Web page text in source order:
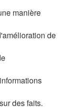
manière
de
des faits.